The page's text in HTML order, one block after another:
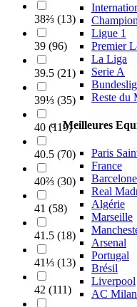
Ligue 1
Premier
La Liga
Serie A
Reste du
Meilleures
Paris
France
Barcelone
Real
Algérie
Marseille
Arsenal
Portugal
Brésil
Liverpool
AC Milan
38⅔ (13)
39 (96)
39.5 (21)
39⅓ (35)
40 (119)
40.5 (70)
40⅔ (30)
41 (58)
41.5 (18)
41⅓ (13)
42 (111)